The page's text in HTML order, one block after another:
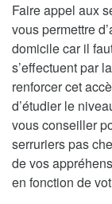
Faire appel aux
vous permettre
domicile car il
s’effectuent par
renforcer cet
d’étudier le
vous conseiller
serruriers pas
de vos
en fonction de